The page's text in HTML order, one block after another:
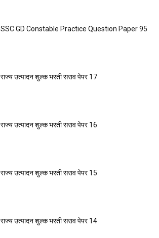
SSC GD Constable Practice Question Paper 95
राज्य उत्पादन शुल्क भरती सराव पेपर 17
राज्य उत्पादन शुल्क भरती सराव पेपर 16
राज्य उत्पादन शुल्क भरती सराव पेपर 15
राज्य उत्पादन शुल्क भरती सराव पेपर 14